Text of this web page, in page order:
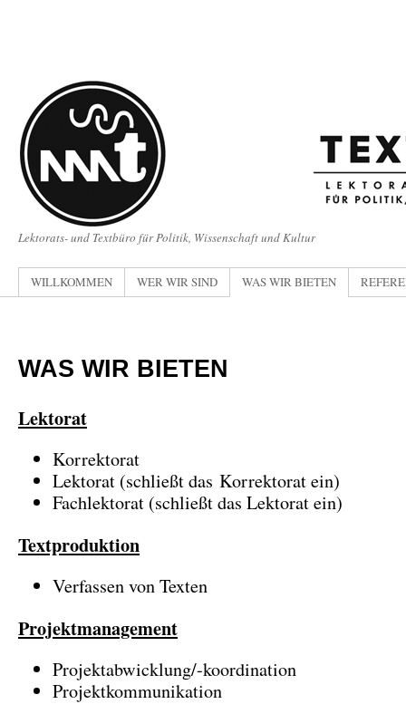
Lektorats- und Textbüro für Politik, Wissenschaft und Kultur
WILLKOMMEN WER WIR SIND WAS WIR BIETEN
WAS WIR BIETEN
Lektorat
Korrektorat
Lektorat (schließt das Korrektorat ein)
Fachlektorat (schließt das Lektorat ein)
Textproduktion
Verfassen von Texten
Projektmanagement
Projektabwicklung/-koordination
Projektkommunikation